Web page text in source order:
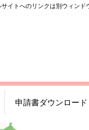
サイトへのリンクは別ウィンド
申請書ダウンロード